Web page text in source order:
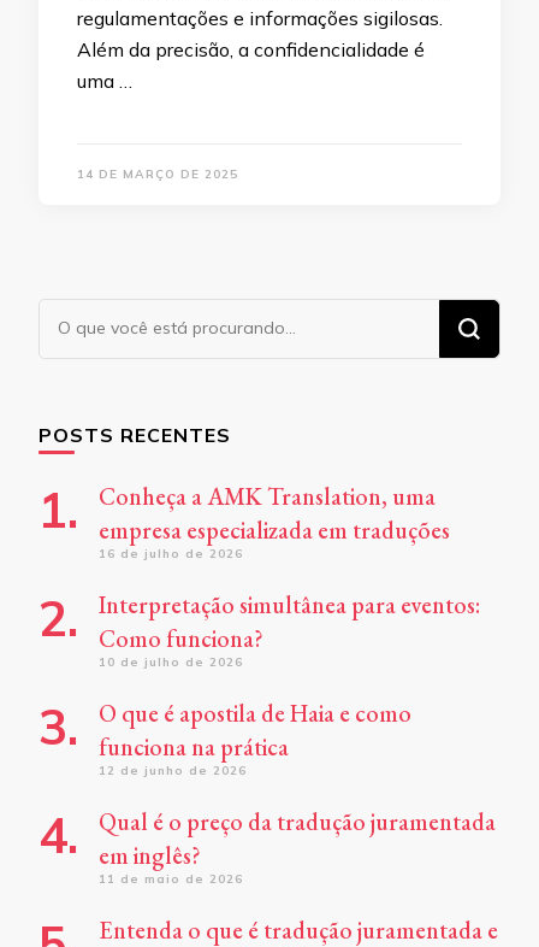
regulamentações e informações sigilosas.
Além da precisão, a confidencialidade é
uma …
14 DE MARÇO DE 2025
Procurando
algo?
POSTS RECENTES
Conheça a AMK Translation, uma
empresa especializada em traduções
16 de julho de 2026
Interpretação simultânea para eventos:
Como funciona?
10 de julho de 2026
O que é apostila de Haia e como
funciona na prática
12 de junho de 2026
Qual é o preço da tradução juramentada
em inglês?
11 de maio de 2026
Entenda o que é tradução juramentada e